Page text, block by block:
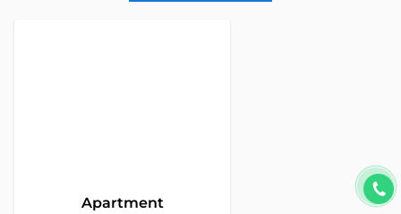
property solutions. We are confident in delivering optimal and
effective solutions that meet the unique needs and